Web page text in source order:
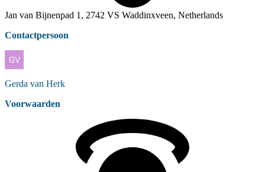
Jan van Bijnenpad 1, 2742 VS Waddinxveen, Netherlands
Contactpersoon
Gerda van Herk
Voorwaarden